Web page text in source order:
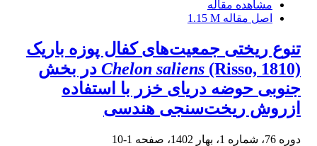
مشاهده مقاله
اصل مقاله 1.15 M
تنوع ریختی جمعیت‌های کفال پوزه باریک
Chelon saliens (Risso, 1810) در بخش
جنوبی حوضه دریای خزر با استفاده
ازروش ریخت‌سنجی هندسی
دوره 76، شماره 1، بهار 1402، صفحه 1-10